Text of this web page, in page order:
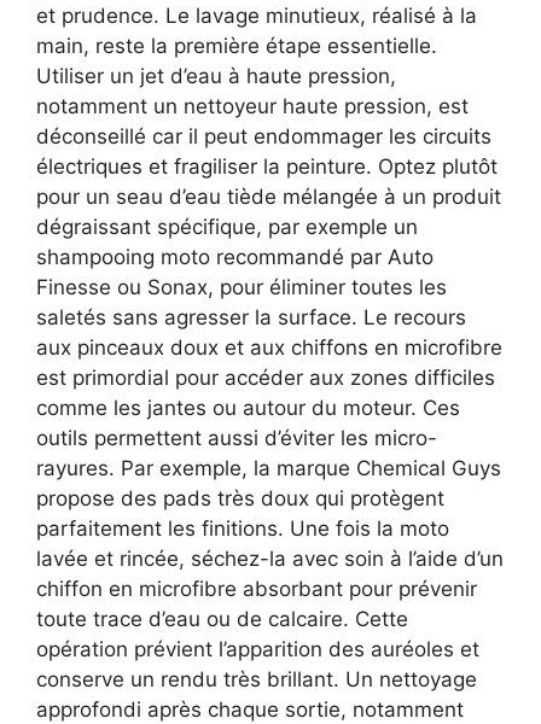
et prudence. Le lavage minutieux, réalisé à la
main, reste la première étape essentielle.
Utiliser un jet d’eau à haute pression,
notamment un nettoyeur haute pression, est
déconseillé car il peut endommager les circuits
électriques et fragiliser la peinture. Optez plutôt
pour un seau d’eau tiède mélangée à un produit
dégraissant spécifique, par exemple un
shampooing moto recommandé par Auto
Finesse ou Sonax, pour éliminer toutes les
saletés sans agresser la surface. Le recours
aux pinceaux doux et aux chiffons en microfibre
est primordial pour accéder aux zones difficiles
comme les jantes ou autour du moteur. Ces
outils permettent aussi d’éviter les micro-
rayures. Par exemple, la marque Chemical Guys
propose des pads très doux qui protègent
parfaitement les finitions. Une fois la moto
lavée et rincée, séchez-la avec soin à l’aide d’un
chiffon en microfibre absorbant pour prévenir
toute trace d’eau ou de calcaire. Cette
opération prévient l’apparition des auréoles et
conserve un rendu très brillant. Un nettoyage
approfondi après chaque sortie, notamment